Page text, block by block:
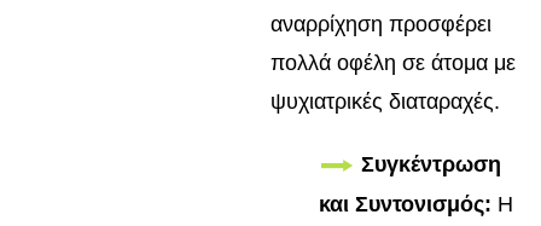
αναρρίχηση προσφέρει
πολλά οφέλη σε άτομα με
ψυχιατρικές διαταραχές.
Συγκέντρωση
και Συντονισμός: Η